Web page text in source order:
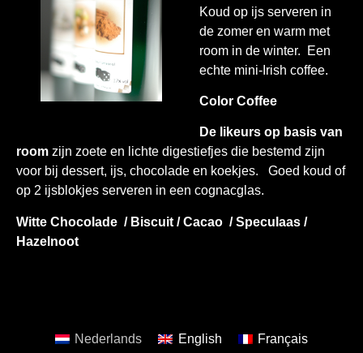
Koud op ijs serveren in
de zomer en warm met
room in de winter. Een
echte mini-Irish coffee.
Color Coffee
De likeurs op basis van
room zijn zoete en lichte digestiefjes die bestemd zijn
voor bij dessert, ijs, chocolade en koekjes. Goed koud of
op 2 ijsblokjes serveren in een cognacglas.
Witte Chocolade / Biscuit / Cacao / Speculaas /
Hazelnoot
Nederlands English Français